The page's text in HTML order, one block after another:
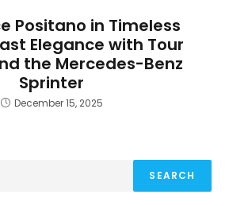
Positano in Timeless
Elegance with Tour
the Mercedes-Benz
Sprinter
December 15, 2025
SEARCH